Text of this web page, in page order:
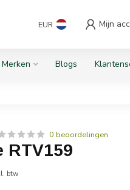
EUR Mijn
Merken Blogs
0 beoordelingen
RTV159
btw